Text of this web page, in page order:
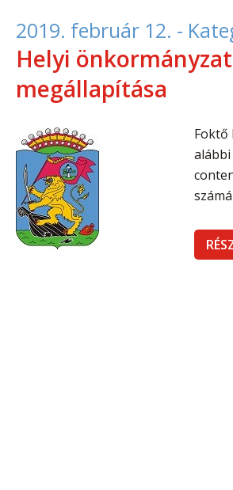
2019. február 12. -
Helyi
megállapítása
Foktő